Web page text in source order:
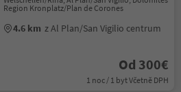
Region Kronplatz/Plan de Corones
4.6 km z Al Plan/San Vigilio centrum
Od 300€
1 noc / 1 byt Včetně DPH